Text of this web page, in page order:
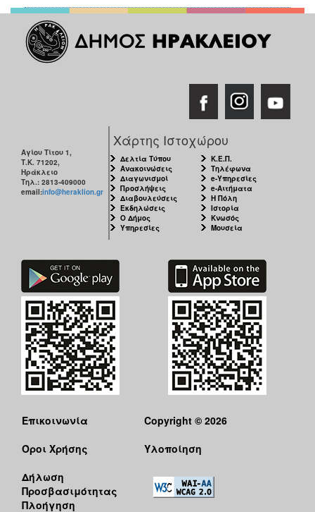
Αγίου Τίτου 1,
Τ.Κ. 71202,
Ηράκλειο
Τηλ.: 2813-409000
email:info@heraklion.gr
Χάρτης Ιστοχώρου
Δελτία Τύπου
Ανακοινώσεις
Διαγωνισμοί
Προσλήψεις
Διαβουλεύσεις
Εκδηλώσεις
Ο Δήμος
Υπηρεσίες
Κ.Ε.Π.
Τηλέφωνα
e-Υπηρεσίες
e-Αιτήματα
Η Πόλη
Ιστορία
Κνωσός
Μουσεία
Επικοινωνία
Όροι Χρήσης
Δήλωση
Προσβασιμότητας
Πλοήγηση
Copyright © 2026
Υλοποίηση